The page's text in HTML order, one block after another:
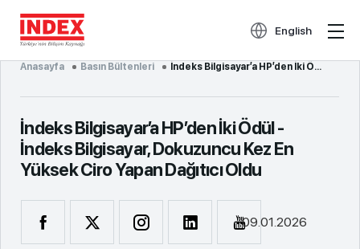
English
Anasayfa Basın Bültenleri İndeks Bilgisayar’a HP’den İki Ödül - İndeks Bilgisayar, Dokuzuncu Kez En Yüksek Ciro Yapan Dağıtıcı...
İndeks Bilgisayar’a HP’den İki Ödül -
İndeks Bilgisayar, Dokuzuncu Kez En
Yüksek Ciro Yapan Dağıtıcı Oldu
09.01.2026